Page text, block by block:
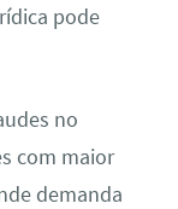
pode
no
com maior
demanda